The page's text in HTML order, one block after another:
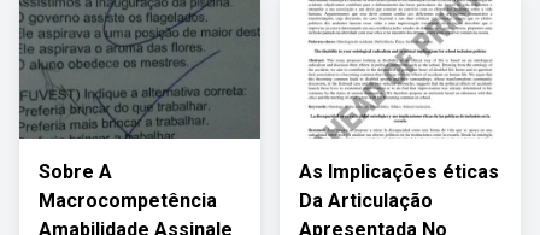
Sobre A
Macrocompetência
Amabilidade Assinale
As Implicações éticas
Da Articulação
Apresentada No